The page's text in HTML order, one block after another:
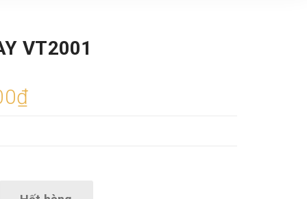
VT2001